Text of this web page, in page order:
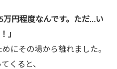
万円程度なんです。ただ…い
」
にその場から離れました。
くると、